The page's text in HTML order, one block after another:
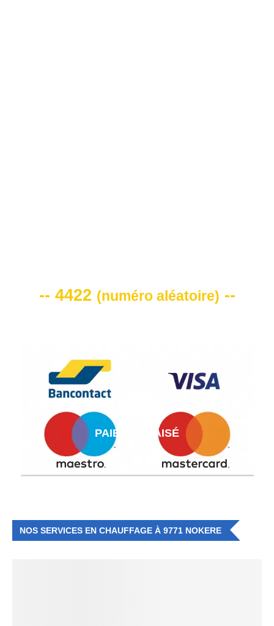
-- 4422 (numéro aléatoire) --
PAIEMENT AISÉ
NOS SERVICES EN CHAUFFAGE À 9771 NOKERE